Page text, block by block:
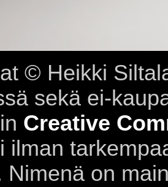
© Heikki
sekä ei-
Creative
ilman
Nimenä on